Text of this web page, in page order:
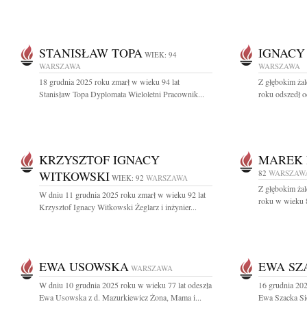
STANISŁAW TOPA WIEK: 94
WARSZAWA
18 grudnia 2025 roku zmarł w wieku 94 lat
Stanisław Topa Dyplomata Wieloletni Pracownik...
WARSZAWA
Z głębokim
roku odszedł
KRZYSZTOF IGNACY
WITKOWSKI WIEK: 92 WARSZAWA
W dniu 11 grudnia 2025 roku zmarł w wieku 92 lat
Krzysztof Ignacy Witkowski Żeglarz i inżynier...
MAREK
82
Z głębokim
roku w wieku
EWA USOWSKA WARSZAWA
W dniu 10 grudnia 2025 roku w wieku 77 lat odeszła
Ewa Usowska z d. Mazurkiewicz Żona, Mama i...
EWA
16 grudnia
Ewa Szacka